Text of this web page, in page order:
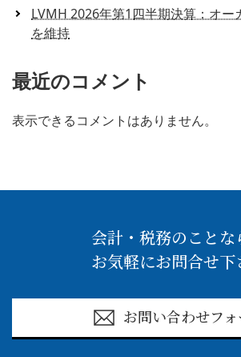
LVMH 2026年第1四半期決算：オー
を維持
最近のコメント
表示できるコメントはありません。
会計・税務のことな
お気軽にお問合せ下
お問い合わせフォ